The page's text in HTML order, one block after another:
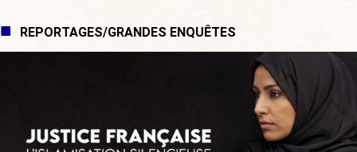
REPORTAGES/GRANDES ENQUÊTES